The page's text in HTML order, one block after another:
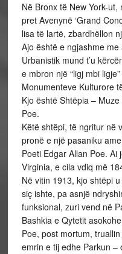
Në Bronx të New York-ut,
pret Avenynë ‘Grand
lisa të lartë, zbardhëllon
Ajo është e ngjashme
Urbanistik mund t’u
e mbron një “ligj mbi
Monumenteve Kulturore
Kjo është Shtëpia –
Poe.
Këtë shtëpi, të ngritur në
pronë e një pasaniku
Poeti Edgar Allan Poe.
Virginia, e cila vdiq më
Në vitin 1913, kjo shtëpi
siç ishte, pa asnjë
funksional, zuri vend në
Bashkia e Qytetit
Poe, post mortum,
emrin e tij edhe Parkun –